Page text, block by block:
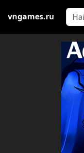
vngames.ru